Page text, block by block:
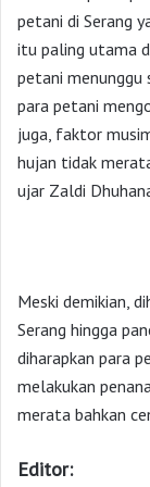
petani di Serang
itu paling utama
petani
para petani
juga, faktor
hujan tidak
ujar Zaldi
Meski demikian,
Serang hingga
diharapkan para
melakukan
merata bahkan
Editor: